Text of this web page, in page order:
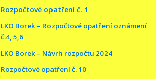
Rozpočtové opatření č. 1
LKO Borek – Rozpočtové opatření oznámení
č.4, 5,6
LKO Borek – Návrh rozpočtu 2024
Rozpočtové opatření č. 10